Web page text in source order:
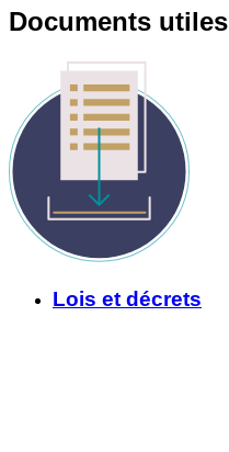
Documents utiles
Lois et décrets